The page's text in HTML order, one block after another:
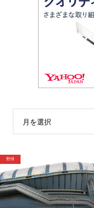
月を選択
野球